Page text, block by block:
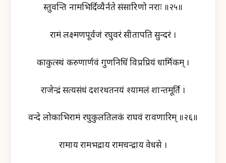
स्तुवन्ति नामभिर्दिव्यैर्नते संसारिणो नराः ॥२५॥
रामं लक्ष्मणपूर्वजं रघुवरं सीतापति सुन्दरं ।
काकुत्स्थं करुणार्णवं गुणनिधिं विप्रप्रियं धार्मिकम् ।
राजेन्द्रं सत्यसंधं दशरथतनयं श्यामलं शान्तमूर्ति ।
वन्दे लोकाभिरामं रघुकुलतिलकं राघवं रावणारिम् ॥२६॥
रामाय रामभद्राय रामचन्द्राय वेधसे ।